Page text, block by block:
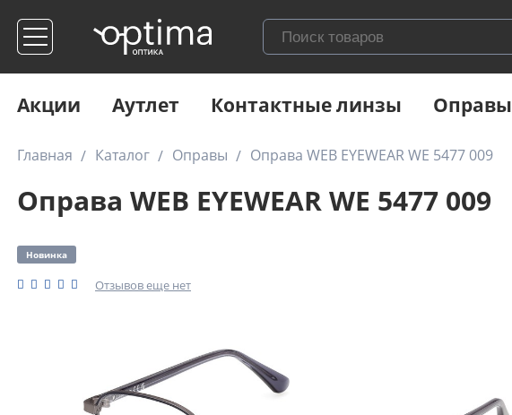
Акции Аутлет Контактные линзы Оправы
Главная Каталог Оправы Оправа WEB EYEWEAR WE 5477 009
Оправа WEB EYEWEAR WE 5477 009
Новинка
Отзывов еще нет